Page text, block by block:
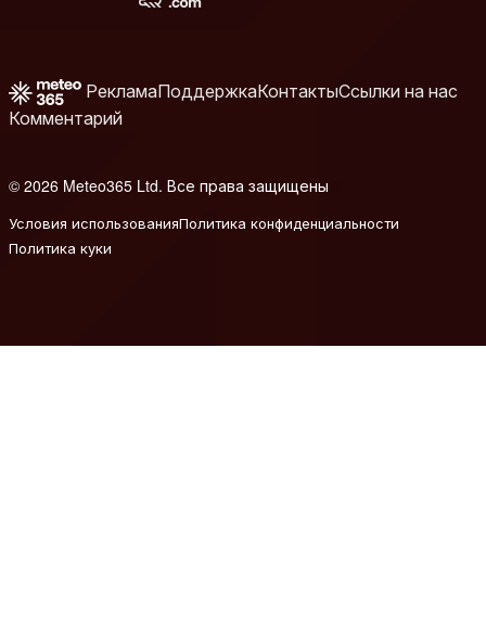
РекламаПоддержкаКонтактыСсылки на нас
Комментарий
© 2026 Meteo365 Ltd. Все права защищены
Условия использованияПолитика конфиденциальности
Политика куки